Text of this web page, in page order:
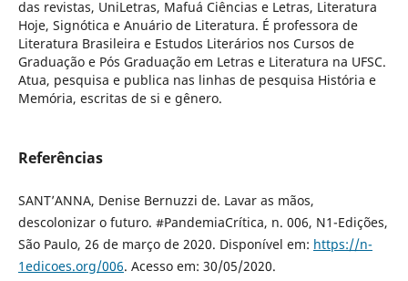
das revistas, UniLetras, Mafuá Ciências e Letras, Literatura
Hoje, Signótica e Anuário de Literatura. É professora de
Literatura Brasileira e Estudos Literários nos Cursos de
Graduação e Pós Graduação em Letras e Literatura na UFSC.
Atua, pesquisa e publica nas linhas de pesquisa História e
Memória, escritas de si e gênero.
Referências
SANT’ANNA, Denise Bernuzzi de. Lavar as mãos,
descolonizar o futuro. #PandemiaCrítica, n. 006, N1-Edições,
São Paulo, 26 de março de 2020. Disponível em: https://n-
1edicoes.org/006. Acesso em: 30/05/2020.